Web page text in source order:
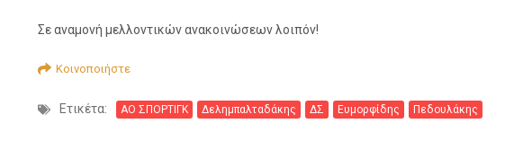
Σε αναμονή μελλοντικών ανακοινώσεων λοιπόν!
Κοινοποιήστε
Ετικέτα: ΑΟ ΣΠΟΡΤΙΓΚ Δελημπαλταδάκης ΔΣ Ευμορφίδης Πεδουλάκης